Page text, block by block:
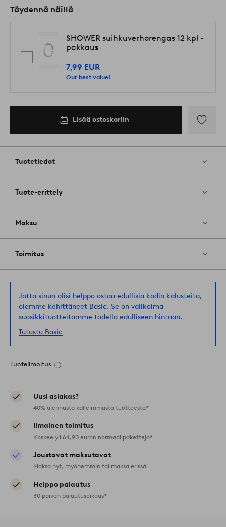
Täydennä näillä
SHOWER suihkuverhorengas 12 kpl -
pakkaus
7,99 EUR
Our best value!
Lisää ostoskoriin
Tuotetiedot
Tuote-erittely
Maksu
Toimitus
Jotta sinun olisi helppo ostaa edullisia kodin kalusteita,
olemme kehittäneet Basic. Se on valikoima
suosikkituotteitamme todella edulliseen hintaan.
Tutustu Basic
Tuoteilmoitus
Uusi asiakas?
40% alennusta kalleimmasta tuotteesta*
Ilmainen toimitus
Koskee yli 64,90 euron normaalipaketteja*
Joustavat maksutavat
Maksa nyt, myöhemmin tai maksa erissä
Helppo palautus
30 päivän palautusoikeus*